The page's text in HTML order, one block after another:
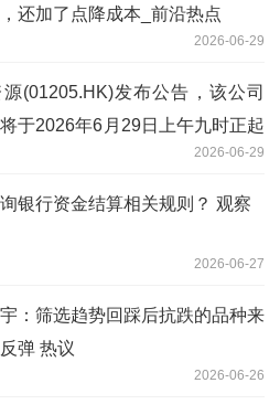
还加了点降成本_前沿热点
2026-06-29
(01205.HK)发布公告，该公司
于2026年6月29日上午九时正起
2026-06-29
银行资金结算相关规则？ 观察
2026-06-27
：筛选趋势回踩后抗跌的品种来
弹 热议
2026-06-26